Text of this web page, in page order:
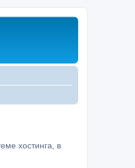
хостинга, в